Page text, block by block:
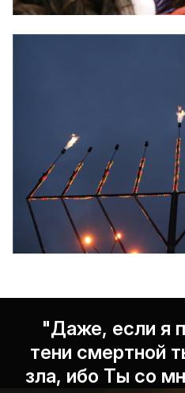
"Даже, если я
тени смертной
зла, ибо Ты со